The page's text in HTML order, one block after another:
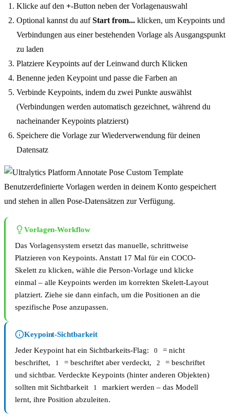
Klicke auf den +-Button neben der Vorlagenauswahl
Optional kannst du aufStart from... klicken, um Keypoints und
Verbindungen aus einer bestehenden Vorlage als Ausgangspunkt
zu laden
Platziere Keypoints auf der Leinwand durch Klicken
Benenne jeden Keypoint und passe die Farben an
Verbinde Keypoints, indem du zwei Punkte auswählst
(Verbindungen werden automatisch gezeichnet, während du
nacheinander Keypoints platzierst)
Speichere die Vorlage zur Wiederverwendung für deinen
Datensatz
Benutzerdefinierte Vorlagen werden in deinem Konto gespeichert
und stehen in allen Pose-Datensätzen zur Verfügung.
Vorlagen-Workflow
Das Vorlagensystem ersetzt das manuelle, schrittweise
Platzieren von Keypoints. Anstatt 17 Mal für ein COCO-
Skelett zu klicken, wähle die Person-Vorlage und klicke
einmal – alle Keypoints werden im korrekten Skelett-Layout
platziert. Ziehe sie dann einfach, um die Positionen an die
spezifische Pose anzupassen.
Keypoint-Sichtbarkeit
Jeder Keypoint hat ein Sichtbarkeits-Flag:
0
= nicht
beschriftet,
1 = beschriftet aber verdeckt, 2
= beschriftet
und sichtbar. Verdeckte Keypoints (hinter anderen Objekten)
sollten mit Sichtbarkeit
1
markiert werden – das Modell
lernt, ihre Position abzuleiten.